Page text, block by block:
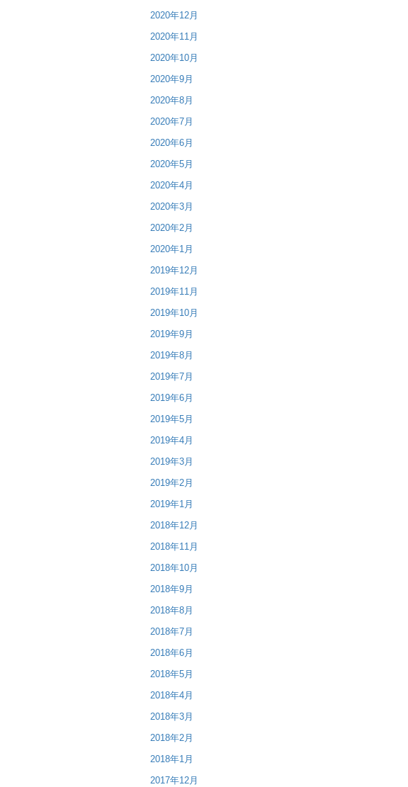
2020年12月
2020年11月
2020年10月
2020年9月
2020年8月
2020年7月
2020年6月
2020年5月
2020年4月
2020年3月
2020年2月
2020年1月
2019年12月
2019年11月
2019年10月
2019年9月
2019年8月
2019年7月
2019年6月
2019年5月
2019年4月
2019年3月
2019年2月
2019年1月
2018年12月
2018年11月
2018年10月
2018年9月
2018年8月
2018年7月
2018年6月
2018年5月
2018年4月
2018年3月
2018年2月
2018年1月
2017年12月